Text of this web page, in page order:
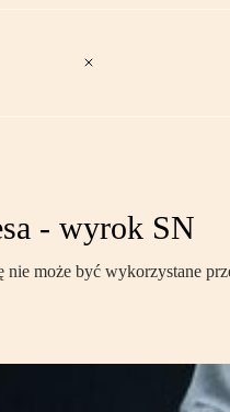
- wyrok SN
może być wykorzystane